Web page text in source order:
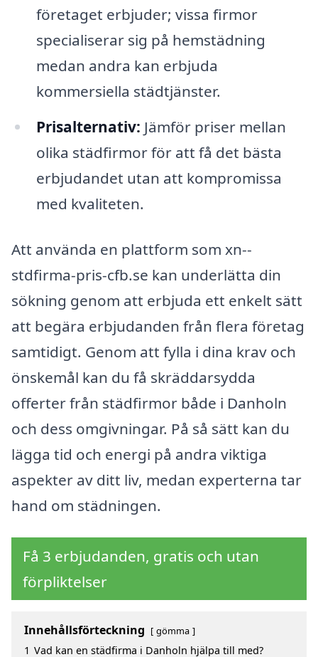
företaget erbjuder; vissa firmor
specialiserar sig på hemstädning
medan andra kan erbjuda
kommersiella städtjänster.
Prisalternativ: Jämför priser mellan
olika städfirmor för att få det bästa
erbjudandet utan att kompromissa
med kvaliteten.
Att använda en plattform som xn--
stdfirma-pris-cfb.se kan underlätta din
sökning genom att erbjuda ett enkelt sätt
att begära erbjudanden från flera företag
samtidigt. Genom att fylla i dina krav och
önskemål kan du få skräddarsydda
offerter från städfirmor både i Danholn
och dess omgivningar. På så sätt kan du
lägga tid och energi på andra viktiga
aspekter av ditt liv, medan experterna tar
hand om städningen.
Få 3 erbjudanden, gratis och utan
förpliktelser
Innehållsförteckning gömma
1 Vad kan en städfirma i Danholn hjälpa till med?